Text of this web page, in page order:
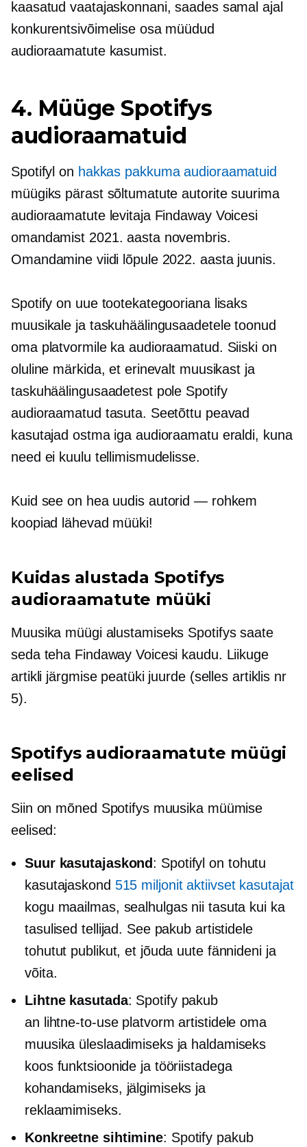
kaasatud vaatajaskonnani, saades samal ajal
konkurentsivõimelise osa müüdud
audioraamatute kasumist.
4. Müüge Spotifys
audioraamatuid
Spotifyl on hakkas pakkuma audioraamatuid
müügiks pärast sõltumatute autorite suurima
audioraamatute levitaja Findaway Voicesi
omandamist 2021. aasta novembris.
Omandamine viidi lõpule 2022. aasta juunis.
Spotify on uue tootekategooriana lisaks
muusikale ja taskuhäälingusaadetele toonud
oma platvormile ka audioraamatud. Siiski on
oluline märkida, et erinevalt muusikast ja
taskuhäälingusaadetest pole Spotify
audioraamatud tasuta. Seetõttu peavad
kasutajad ostma iga audioraamatu eraldi, kuna
need ei kuulu tellimismudelisse.
Kuid see on hea uudis autorid — rohkem
koopiad lähevad müüki!
Kuidas alustada Spotifys
audioraamatute müüki
Muusika müügi alustamiseks Spotifys saate
seda teha Findaway Voicesi kaudu. Liikuge
artikli järgmise peatüki juurde (selles artiklis nr
5).
Spotifys audioraamatute müügi
eelised
Siin on mõned Spotifys muusika müümise
eelised:
Suur kasutajaskond: Spotifyl on tohutu
kasutajaskond 515 miljonit aktiivset kasutajat
kogu maailmas, sealhulgas nii tasuta kui ka
tasulised tellijad. See pakub artistidele
tohutut publikut, et jõuda uute fännideni ja
võita.
Lihtne kasutada: Spotify pakub
an lihtne-to-useplatvorm artistidele oma
muusika üleslaadimiseks ja haldamiseks
koos funktsioonide ja tööriistadega
kohandamiseks, jälgimiseks ja
reklaamimiseks.
Konkreetne sihtimine: Spotify pakub